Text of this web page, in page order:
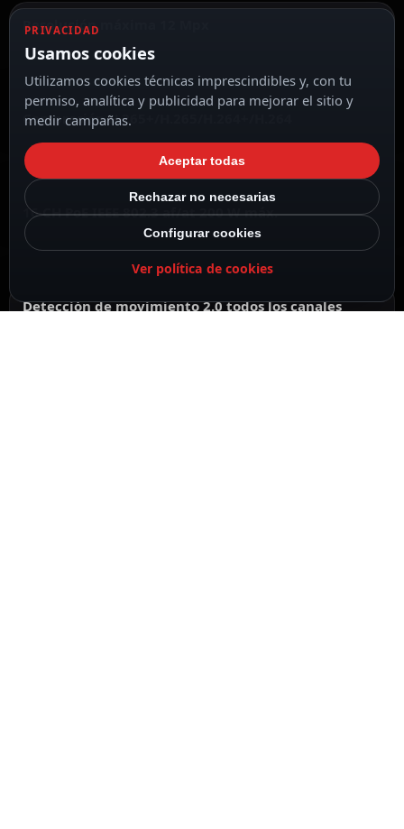
Resolución máxima 12 Mpx
Compresión H.265+/H.265/H.264+/H.264
16 CH PoE IEEE 802.3 af/at 200 W máx.
Detección de movimiento 2.0 todos los canales
PRIVACIDAD
Usamos cookies
Utilizamos cookies técnicas imprescindibles y, con tu
permiso, analítica y publicidad para mejorar el sitio y
medir campañas.
Aceptar todas
Rechazar no necesarias
Configurar cookies
Ver política de cookies